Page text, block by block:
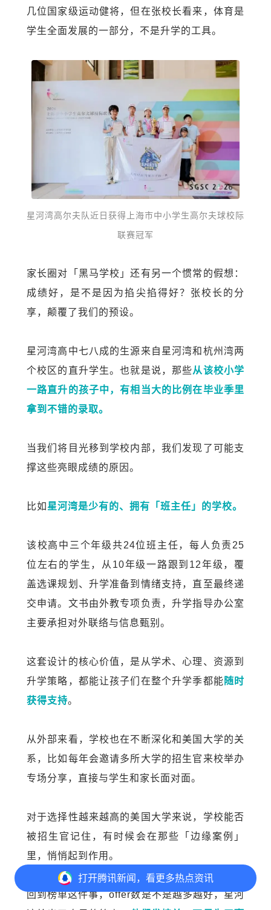
几位国家级运动健将，但在张校长看来，体育是
学生全面发展的一部分，不是升学的工具。
星河湾高尔夫队近日获得上海市中小学生高尔夫球校际
联赛冠军
家长圈对「黑马学校」还有另一个惯常的假想：
成绩好，是不是因为掐尖掐得好？张校长的分
享，颠覆了我们的预设。
星河湾高中七八成的生源来自星河湾和杭州湾两
个校区的直升学生。也就是说，那些从该校小学
一路直升的孩子中，有相当大的比例在毕业季里
拿到不错的录取。
当我们将目光移到学校内部，我们发现了可能支
撑这些亮眼成绩的原因。
比如星河湾是少有的、拥有「班主任」的学校。
该校高中三个年级共24位班主任，每人负责25
位左右的学生，从10年级一路跟到12年级，覆
盖选课规划、升学准备到情绪支持，直至最终递
交申请。文书由外教专项负责，升学指导办公室
主要承担对外联络与信息甄别。
这套设计的核心价值，是从学术、心理、资源到
升学策略，都能让孩子们在整个升学季都能 随时
获得支持。
从外部来看，学校也在不断深化和美国大学的关
系，比如每年会邀请多所大学的招生官来校举办
专场分享，直接与学生和家长面对面。
对于选择性越来越高的美国大学来说，学校能否
被招生官记住，有时候会在那些「边缘案例」
里，悄悄起到作用。
回到榜单这件事，offer数是不是越多越好，星河
打开腾讯新闻，看更多热点资讯